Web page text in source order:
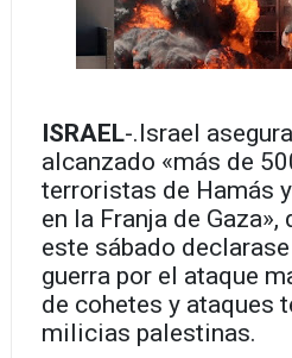
ISRAEL-.Israel
alcanzado «más de
terroristas de Hamás
en la Franja de Gaza»,
este sábado
guerra por el ataque
de cohetes y ataques
milicias palestinas.